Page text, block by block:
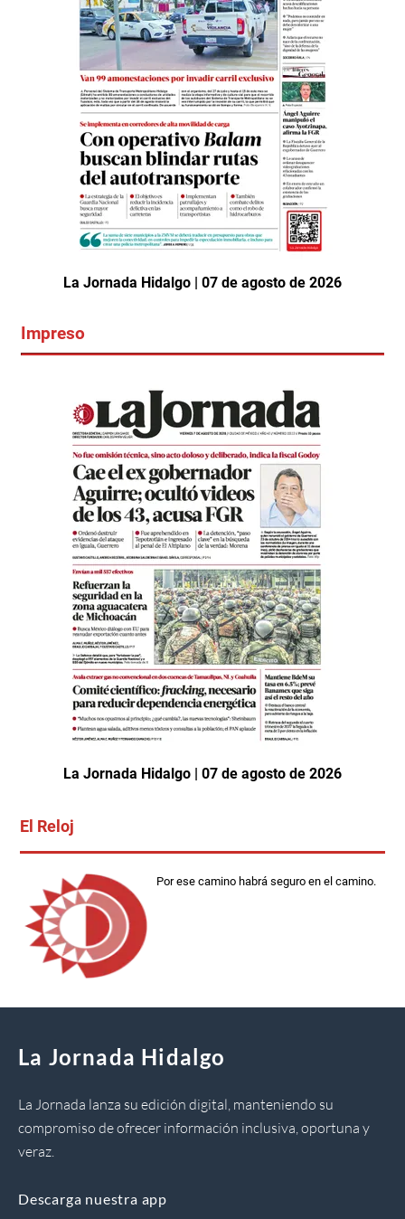
La Jornada Hidalgo | 07 de agosto de 2026
Impreso
La Jornada Hidalgo | 07 de agosto de 2026
El Reloj
Por ese camino habrá seguro en el camino.
La Jornada Hidalgo
La Jornada lanza su edición digital, manteniendo su
compromiso de ofrecer información inclusiva, oportuna y
veraz.
Descarga nuestra app